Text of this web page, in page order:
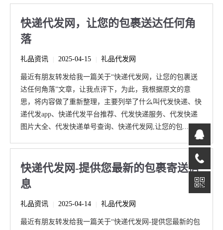
快递代发网，让您的包裹送达任何角
落
礼品资讯 2025-04-15 礼品代发网
最近有朋友转发给我一篇关于“快递代发网，让您的包裹送
达任何角落”文章，让我点评下，为此，我根据原文的意
思，将内容做了重新整理，主要列举了什么叫代发快递、快
递代发app、快递代发平台推荐、代发快递服务、代发快递
图片大全、代发快递单号查询、快递代发网,让您的包...
快递代发网-提供您最新的包裹寄送信
息
礼品资讯 2025-04-14 礼品代发网
最近有朋友转发给我一篇关于“快递代发网-提供您最新的包